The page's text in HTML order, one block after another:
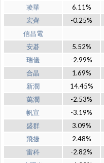
凌華
6.11%
宏齊
-0.25%
信昌電
安碁
5.52%
瑞儀
-2.99%
合晶
1.69%
新潤
14.45%
萬潤
-2.53%
帆宣
-3.19%
盛群
3.09%
飛捷
2.48%
雷科
-2.82%